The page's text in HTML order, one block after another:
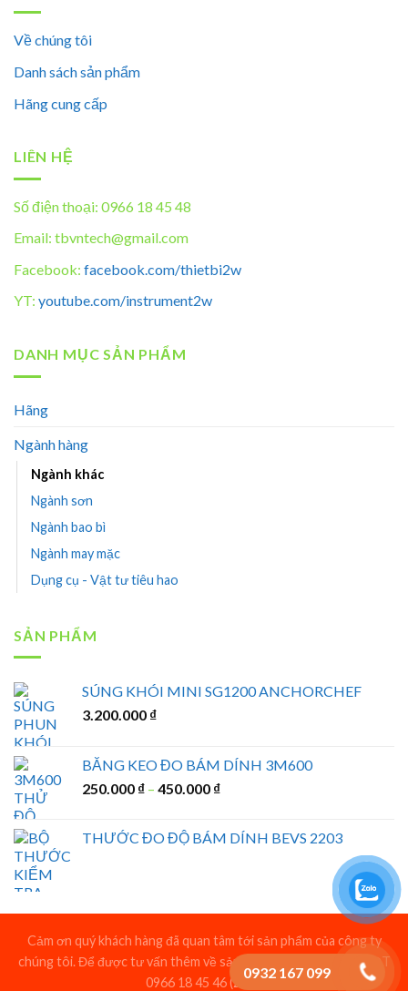
Về chúng tôi
Danh sách sản phẩm
Hãng cung cấp
LIÊN HỆ
Số điện thoại: 0966 18 45 48
Email: tbvntech@gmail.com
Facebook: facebook.com/thietbi2w
YT: youtube.com/instrument2w
DANH MỤC SẢN PHẨM
Hãng
Ngành hàng
Ngành khác
Ngành sơn
Ngành bao bì
Ngành may mặc
Dụng cụ - Vật tư tiêu hao
SẢN PHẨM
SÚNG KHÓI MINI SG1200 ANCHORCHEF
3.200.000 ₫
BĂNG KEO ĐO BÁM DÍNH 3M600
250.000 ₫ – 450.000 ₫
THƯỚC ĐO ĐỘ BÁM DÍNH BEVS 2203
Cảm ơn quý khách hàng đã quan tâm tới sản phẩm của công ty
chúng tôi. Để được tư vấn thêm về sản phẩm vui lòng liên hệ SĐT
0966 18 45 46 (Zalo)
0932 167 099